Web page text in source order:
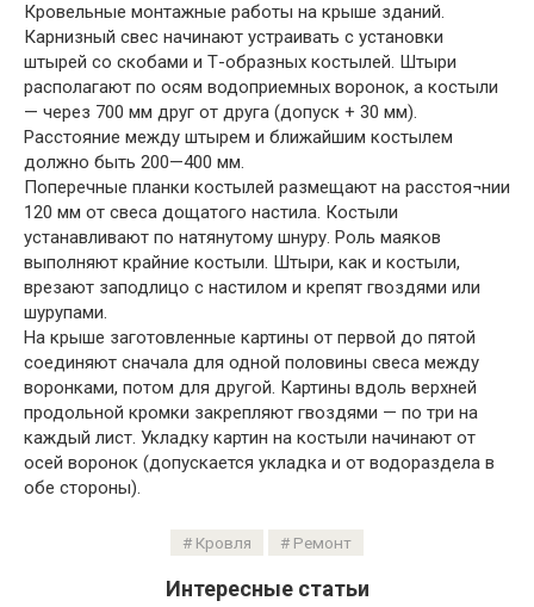
Кровельные монтажные работы на крыше зданий.
Карнизный свес начинают устраивать с установки
штырей со скобами и Т-образных костылей. Штыри
располагают по осям водоприемных воронок, а костыли
— через 700 мм друг от друга (допуск + 30 мм).
Расстояние между штырем и ближайшим костылем
должно быть 200—400 мм.
Поперечные планки костылей размещают на расстоя¬нии
120 мм от свеса дощатого настила. Костыли
устанавливают по натянутому шнуру. Роль маяков
выполняют крайние костыли. Штыри, как и костыли,
врезают заподлицо с настилом и крепят гвоздями или
шурупами.
На крыше заготовленные картины от первой до пятой
соединяют сначала для одной половины свеса между
воронками, потом для другой. Картины вдоль верхней
продольной кромки закрепляют гвоздями — по три на
каждый лист. Укладку картин на костыли начинают от
осей воронок (допускается укладка и от водораздела в
обе стороны).
Кровля Ремонт
Интересные статьи